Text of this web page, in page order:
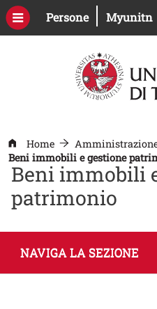
PersoneApri il link in
Myunitn
Home
Beni immobili e gestione
Beni immobili
patrimonio
NAVIGA LA SEZIONE